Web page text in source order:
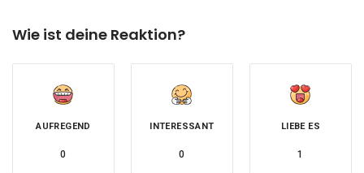
Wie ist deine Reaktion?
AUFREGEND
0
INTERESSANT
0
LIEBE ES
1